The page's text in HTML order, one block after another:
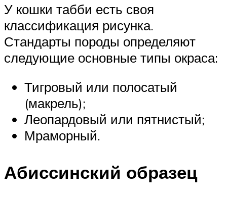
У кошки табби есть своя
классификация рисунка.
Стандарты породы определяют
следующие основные типы окраса:
Тигровый или полосатый
(макрель);
Леопардовый или пятнистый;
Мраморный.
Абиссинский образец